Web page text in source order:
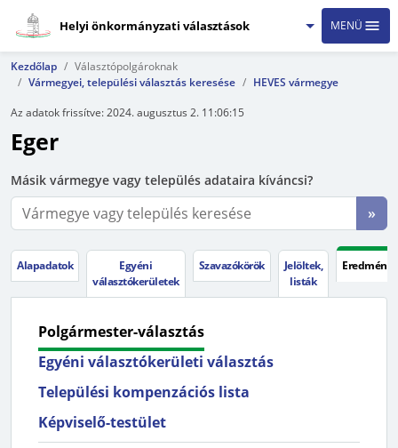
Helyi önkormányzati választások MENÜ
Kezdőlap
Választópolgároknak
Vármegyei, települési választás keresése
HEVES vármegye
Az adatok frissítve:2024. augusztus 2. 11:06:15
Eger
Másik vármegye vagy település adataira kíváncsi?
»
Alapadatok
Egyéni
választókerületek
Szavazókörök
Jelöltek,
listák
Polgármester-választás
Egyéni választókerületi választás
Települési kompenzációs lista
Képviselő-testület